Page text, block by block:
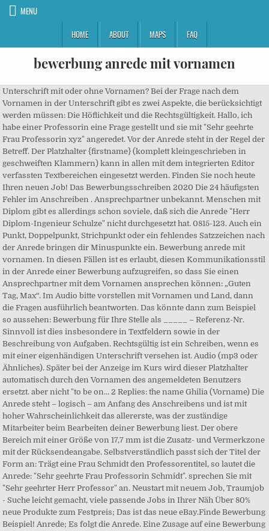
MENU
HOME
ABOUT MAPS FAQ
bewerbung anrede mit vornamen
Unterschrift mit oder ohne Vornamen? Bei der Frage nach dem
Vornamen in der Unterschrift gibt es zwei Aspekte, die berücksichtigt
werden müssen: Die Höflichkeit und die Rechtsgültigkeit. Hallo, ich
habe einer Professorin eine Frage gestellt und sie mit "Sehr geehrte
Frau Professorin xyz" angeredet. Vor der Anrede steht in der Regel der
Betreff. Der Platzhalter {firstname} (komplett kleingeschrieben in
geschweiften Klammern) kann in allen mit dem integrierten Editor
verfassten Textbereichen eingesetzt werden. Finden Sie noch heute
Ihren neuen Job! Das Bewerbungsschreiben 2020 Die 24 häufigsten
Fehler im Anschreiben . Ansprechpartner unbekannt. Menschen mit
Diplom gibt es allerdings schon soviele, daß sich die Anrede "Herr
Diplom-Ingenieur Schulze" nicht durchgesetzt hat. 0815-123. Auch ein
Punkt, Doppelpunkt, Strichpunkt oder ein fehlendes Satzzeichen nach
der Anrede bringen dir Minuspunkte ein. Bewerbung anrede mit
vornamen. In diesen Fällen ist es erlaubt, diesen Kommunikationsstil
in der Anrede einer Bewerbung aufzugreifen, so dass Sie einen
Ansprechpartner mit dem Vornamen ansprechen können: „Guten
Tag, Max“. Im Audio bitte vorstellen mit Vornamen und Land, dann
die Fragen ausführlich beantworten. Das könnte dann zum Beispiel
so aussehen: Bewerbung für Ihre Stelle als _____ – Referenz-Nr.
Sinnvoll ist dies insbesondere in Textfeldern sowie in der
Beschreibung von Aufgaben. Rechtsgültig ist ein Schreiben, wenn es
mit einer eigenhändigen Unterschrift versehen ist. Audio (mp3 oder
Ähnliches). Später bei der Anzeige im Kurs wird dieser Platzhalter
automatisch durch den Vornamen des angemeldeten Benutzers
ersetzt. aber nicht "to be on… 2 Replies: the name Ghilia (Vorname) Die
Anrede steht – logisch – am Anfang des Anschreibens und ist mit
hoher Wahrscheinlichkeit das allererste, was der zuständige
Mitarbeiter beim Bearbeiten deiner Bewerbung liest. Der obere
Bereich mit einer Größe von 17,7 mm ist die Zusatz- und Vermerkzone
mit der Rücksendeangabe. Selbstverständlich passt sich der Titel der
Form an: Trägt eine Frau Schmidt den Professorentitel, so lautet die
Anrede: "Sehr geehrte Frau Professorin Schmidt". sprechen Sie mit
"Sehr geehrter Herr Professor" an. Neustart mit neuem Job, Traumjob
- Suche leicht gemacht, viele passende Jobs in Ihrer Näh Über 80%
neue Produkte zum Festpreis; Das ist das neue eBay.Finde ‪Bewerbung
Beispiel‬! Anrede; Es folgt die Anrede. Eine Zusage auf eine Bewerbung